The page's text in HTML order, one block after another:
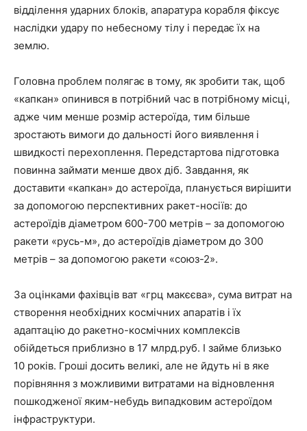
відділення ударних блоків, апаратура корабля фіксує
наслідки удару по небесному тілу і передає їх на
землю.
Головна проблем полягає в тому, як зробити так, щоб
«капкан» опинився в потрібний час в потрібному місці,
адже чим менше розмір астероїда, тим більше
зростають вимоги до дальності його виявлення і
швидкості перехоплення. Передстартова підготовка
повинна займати менше двох діб. Завдання, як
доставити «капкан» до астероїда, планується вирішити
за допомогою перспективних ракет-носіїв: до
астероїдів діаметром 600-700 метрів – за допомогою
ракети «русь-м», до астероїдів діаметром до 300
метрів – за допомогою ракети «союз-2».
За оцінками фахівців ват «грц макєєва», сума витрат на
створення необхідних космічних апаратів і їх
адаптацію до ракетно-космічних комплексів
обійдеться приблизно в 17 млрд.руб. І займе близько
10 років. Гроші досить великі, але не йдуть ні в яке
порівняння з можливими витратами на відновлення
пошкодженої яким-небудь випадковим астероїдом
інфраструктури.